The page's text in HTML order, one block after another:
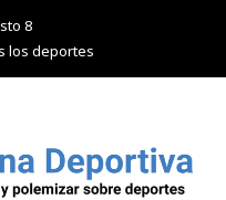
8
los deportes